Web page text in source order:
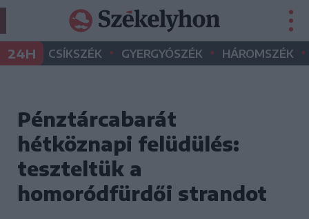
24H CSÍKSZÉK • GYERGYÓSZÉK • HÁROMSZÉK •
Pénztárcabarát
hétköznapi felüdülés:
teszteltük a
homoródfürdői strandot